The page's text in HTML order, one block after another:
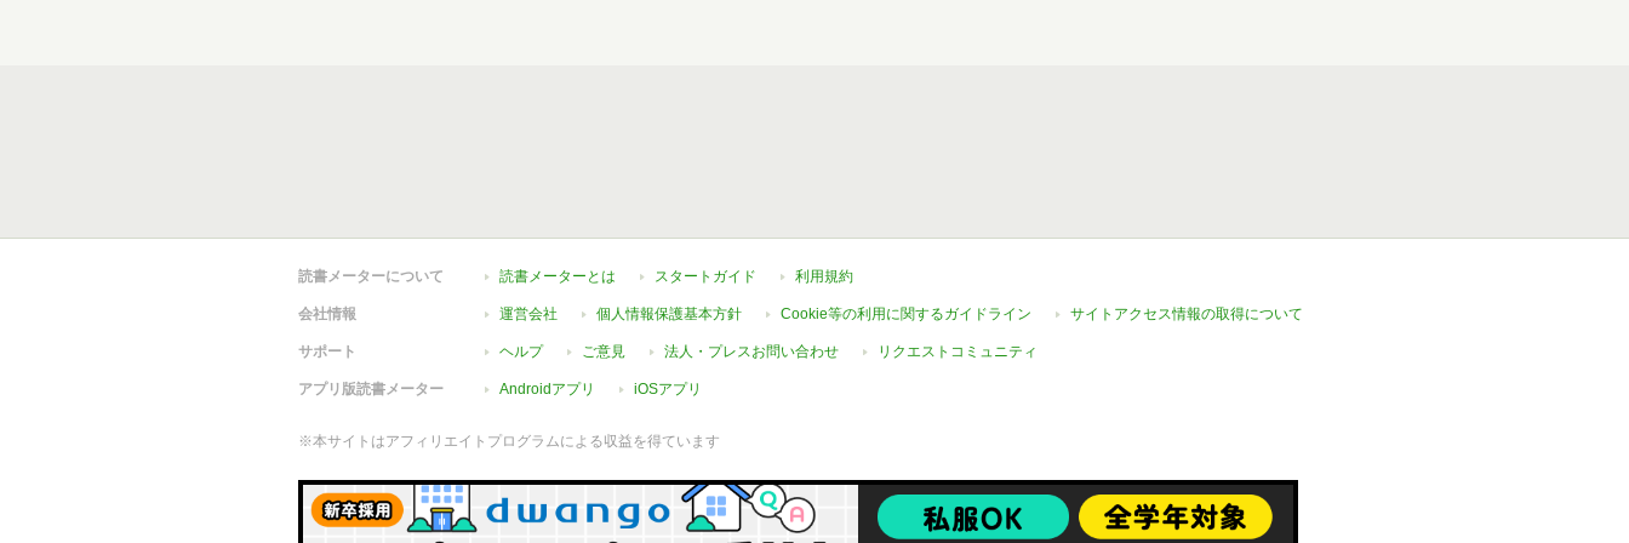
読書メーターについて 読書メーターとは スタートガイド 利用規約
会社情報 運営会社 個人情報保護基本方針 Cookie等の利用に関するガイドライン サイトアクセス情報の取得について
サポート ヘルプ ご意見 法人・プレスお問い合わせ リクエストコミュニティ
アプリ版読書メーター Androidアプリ iOSアプリ
※本サイトはアフィリエイトプログラムによる収益を得ています